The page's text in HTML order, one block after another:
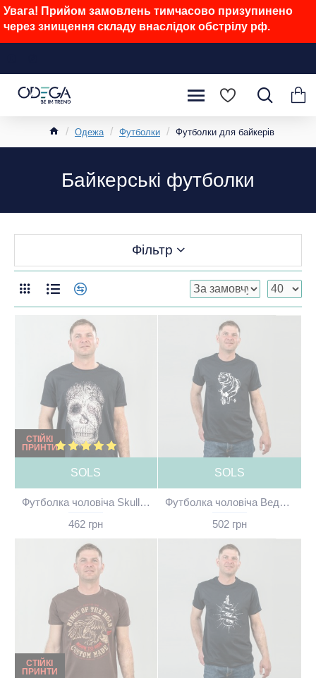
Увага! Прийом замовлень тимчасово призупинено
через знищення складу внаслідок обстрілу рф.
Одежа Футболки Футболки для байкерів
Байкерські футболки
Фільтр
СТІЙКІ
ПРИНТИ
SOLS
Футболка чоловіча Skull чорна - 11500
462 грн
SOLS
Футболка чоловіча Ведмідь на байку чорна - 11500
502 грн
СТІЙКІ
ПРИНТИ